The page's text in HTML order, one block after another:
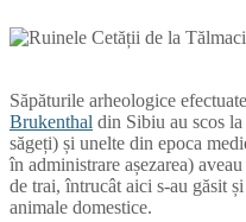
Săpăturile arheologice
Brukenthal din Sibiu au scos
săgeți) și unelte din epoca
în administrare așezarea)
de trai, întrucât aici s-au găsit
animale domestice.